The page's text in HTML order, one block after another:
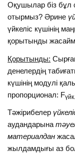
Оқушылар біз бұл
отырмыз? Әрине
үйкеліс күшінің
қорытынды
Қорытынды:
денелердің
күшінің модулі
пропорционал: F
Тәжірибелер
аудандарына
материалдан
жылдамдығы аз